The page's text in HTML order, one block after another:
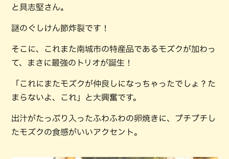
と具志堅さん。
謎のぐしけん節炸裂です！
そこに、これまた南城市の特産品であるモズクが加わっ
て、まさに最強のトリオが誕生！
「これにまたモズクが仲良しになっちゃったでしょ？た
まらないよ、これ」と大興奮です。
出汁がたっぷり入ったふわふわの卵焼きに、プチプチし
たモズクの食感がいいアクセント。